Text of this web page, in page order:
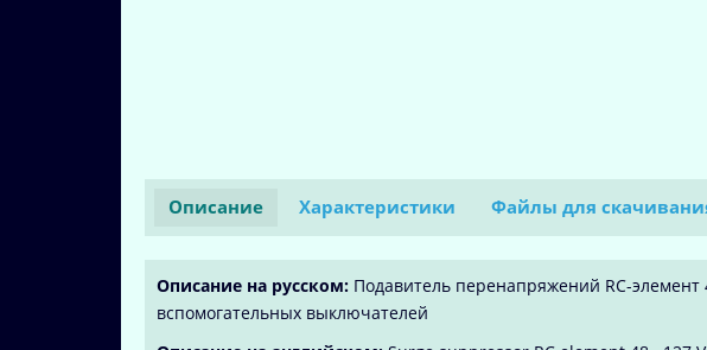
Описание Характеристики Файлы для
Описание на русском: Подавитель перенапряжений RC-элемент
вспомогательных выключателей